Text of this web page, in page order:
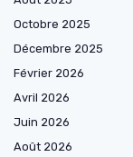
Octobre 2025
Décembre 2025
Février 2026
Avril 2026
Juin 2026
Août 2026